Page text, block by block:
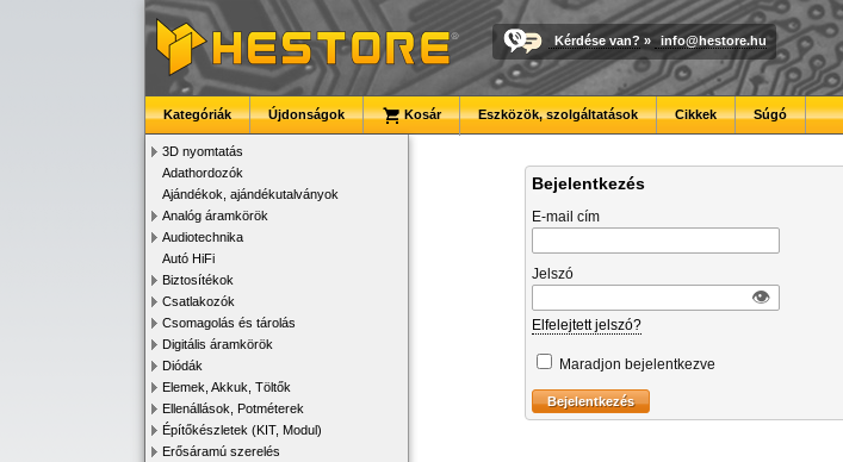
Kérdése van? » info@hestore.hu
Kategóriák Újdonságok Kosár Eszközök, szolgáltatások Cikkek Súgó
3D nyomtatás
Adathordozók
Ajándékok, ajándékutalványok
Analóg áramkörök
Audiotechnika
Autó HiFi
Biztosítékok
Csatlakozók
Csomagolás és tárolás
Digitális áramkörök
Diódák
Elemek, Akkuk, Töltők
Ellenállások, Potméterek
Építőkészletek (KIT, Modul)
Erősáramú szerelés
Bejelentkezés
E-mail cím
Jelszó
👁︎
Elfelejtett jelszó?
Maradjon bejelentkezve